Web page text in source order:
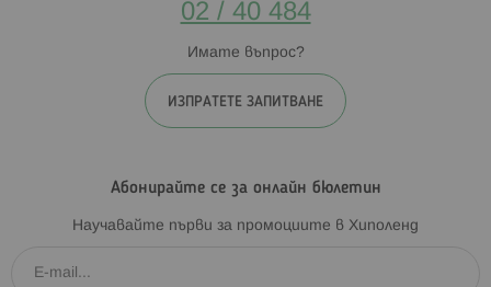
02 / 40 484
Имате въпрос?
ИЗПРАТЕТЕ ЗАПИТВАНЕ
Абонирайте се за онлайн бюлетин
Научавайте първи за промоциите в Хиполенд